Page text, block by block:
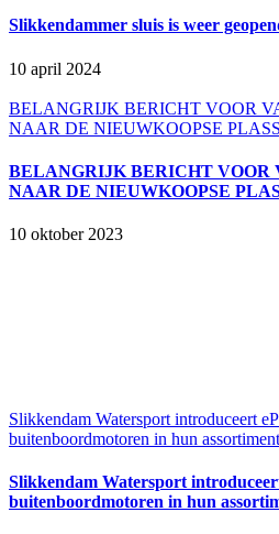
Slikkendammer sluis is weer
10 april 2024
BELANGRIJK BERICHT VOOR
NAAR DE NIEUWKOOPSE
BELANGRIJK BERICHT VOOR
NAAR DE NIEUWKOOPSE
10 oktober 2023
Slikkendam Watersport introduceert
buitenboordmotoren in hun assortiment
Slikkendam Watersport
buitenboordmotoren in hun